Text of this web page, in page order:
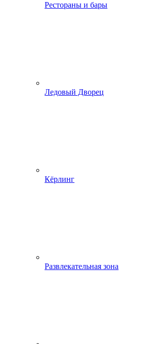
Рестораны и бары
Ледовый Дворец
Кёрлинг
Развлекательная зона